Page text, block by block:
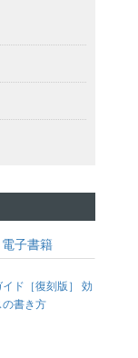
電子書籍
ド［復刻版］ 効
の書き方